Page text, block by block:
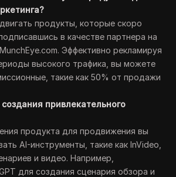
продукты, которые скоро
в качестве партнера на
Эффективно рекламируя
высокого трафика, вы можете
такие как 50% от продажи
привлекательного
продукта для продвижения вы
AI-инструменты, такие как InVideo,
и видео. Например,
для создания сценария обзора и